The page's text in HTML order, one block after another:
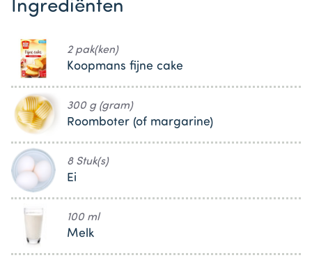
Ingrediënten
2 pak(ken)
Koopmans fijne cake
300 g (gram)
Roomboter (of margarine)
8 Stuk(s)
Ei
100 ml
Melk